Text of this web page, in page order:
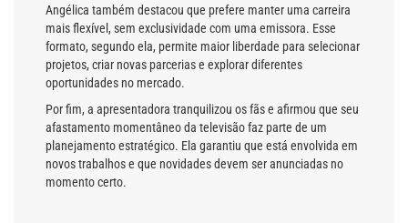
Angélica também destacou que prefere manter uma carreira
mais flexível, sem exclusividade com uma emissora. Esse
formato, segundo ela, permite maior liberdade para selecionar
projetos, criar novas parcerias e explorar diferentes
oportunidades no mercado.
Por fim, a apresentadora tranquilizou os fãs e afirmou que seu
afastamento momentâneo da televisão faz parte de um
planejamento estratégico. Ela garantiu que está envolvida em
novos trabalhos e que novidades devem ser anunciadas no
momento certo.